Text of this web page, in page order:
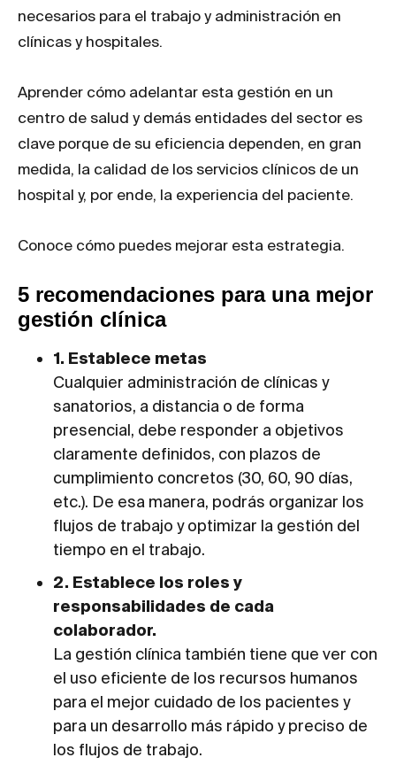
necesarios para el trabajo y administración en
clínicas y hospitales.
Aprender cómo adelantar esta gestión en un
centro de salud y demás entidades del sector es
clave porque de su eficiencia dependen, en gran
medida, la calidad de los servicios clínicos de un
hospital y, por ende, la experiencia del paciente.
Conoce cómo puedes mejorar esta estrategia.
5 recomendaciones para una mejor
gestión clínica
1. Establece metas
Cualquier administración de clínicas y
sanatorios, a distancia o de forma
presencial, debe responder a objetivos
claramente definidos, con plazos de
cumplimiento concretos (30, 60, 90 días,
etc.). De esa manera, podrás organizar los
flujos de trabajo y optimizar la gestión del
tiempo en el trabajo.
2. Establece los roles y
responsabilidades de cada
colaborador.
La gestión clínica también tiene que ver con
el uso eficiente de los recursos humanos
para el mejor cuidado de los pacientes y
para un desarrollo más rápido y preciso de
los flujos de trabajo.